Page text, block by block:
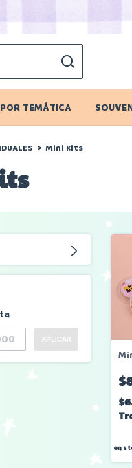
TEMÁTICA
> Mini Kits
APLICAR
en